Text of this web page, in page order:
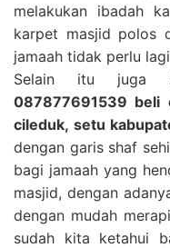
melakukan ibadah
karpet masjid polos
jamaah tidak perlu
Selain itu juga
087877691539 beli
cileduk, setu
dengan garis shaf
bagi jamaah yang
masjid, dengan
dengan mudah
sudah kita ketahui